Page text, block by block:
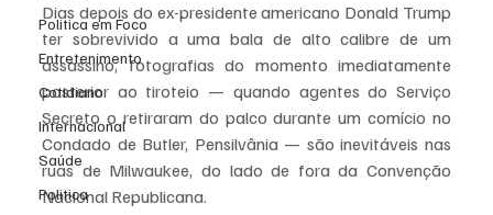
Politica em Foco
Entretenimento
Cotidiano
Internacional
Saúde
Politica
Dias depois do ex-presidente americano Donald Trump
ter sobrevivido a uma bala de alto calibre de um
assassino, fotografias do momento imediatamente
posterior ao tiroteio — quando agentes do Serviço
Secreto o retiraram do palco durante um comício no
Condado de Butler, Pensilvânia — são inevitáveis ​​nas
ruas de Milwaukee, do lado de fora da Convenção
Nacional Republicana.